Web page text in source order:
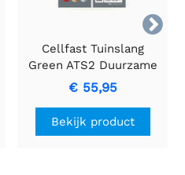

Cellfast Tuinslang
Green ATS2 Duurzame
Tuinslang 1/2" x 25m
€ 55,95
Bekijk product